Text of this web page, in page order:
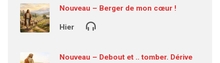
Nouveau – Berger de mon cœur !
Hier
Nouveau – Debout et .. tomber. Dérive